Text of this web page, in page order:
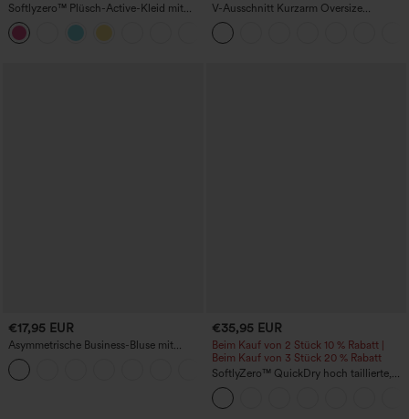
Softlyzero™ Plüsch-Active-Kleid mit
bauchformendem Effekt und Taschen -
Easy Peezy Edition
V-Ausschnitt Kurzarm Oversize
InstantCool schnelltrocknendes Yoga-
Sporttop
€17,95 EUR
Asymmetrische Business-Bluse mit
Wasserfallkragen, kurzen Ärmeln,
Raffung und geschlitztem Saum
€35,95 EUR
Beim Kauf von 2 Stück 10 % Rabatt |
Beim Kauf von 3 Stück 20 % Rabatt
SoftlyZero™ QuickDry hoch taillierte,
bauchformende 2-in-1 Laufshorts (3'')
mit Taschen, reflektierenden Punkten
und überkreuztem Saum